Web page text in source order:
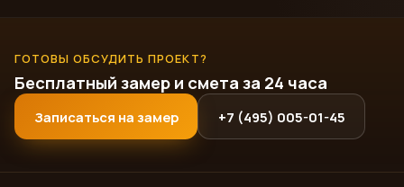
ГОТОВЫ ОБСУДИТЬ ПРОЕКТ?
Бесплатный замер и смета за 24 часа
Записаться на замер +7 (495) 005-01-45